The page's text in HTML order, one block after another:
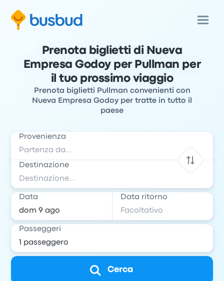
Prenota biglietti di Nueva
Empresa Godoy per Pullman per
il tuo prossimo viaggio
Prenota biglietti Pullman convenienti con
Nueva Empresa Godoy per tratte in tutto il
paese
Provenienza
Destinazione
Data Data ritorno
Passeggeri
Cerca